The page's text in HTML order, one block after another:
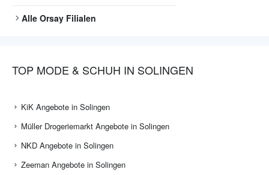
Alle Orsay Filialen
TOP MODE & SCHUH IN SOLINGEN
KiK Angebote in Solingen
Müller Drogeriemarkt Angebote in Solingen
NKD Angebote in Solingen
Zeeman Angebote in Solingen